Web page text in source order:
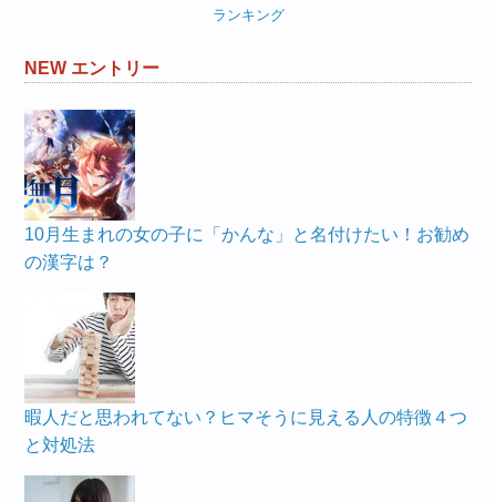
ランキング
NEW エントリー
10月生まれの女の子に「かんな」と名付けたい！お勧め
の漢字は？
暇人だと思われてない？ヒマそうに見える人の特徴４つ
と対処法